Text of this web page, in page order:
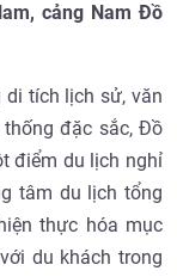
cảng Nam Đồ
di tích lịch sử, văn
đặc sắc, Đồ
điểm du lịch nghỉ
tâm du lịch tổng
thực hóa mục
du khách trong